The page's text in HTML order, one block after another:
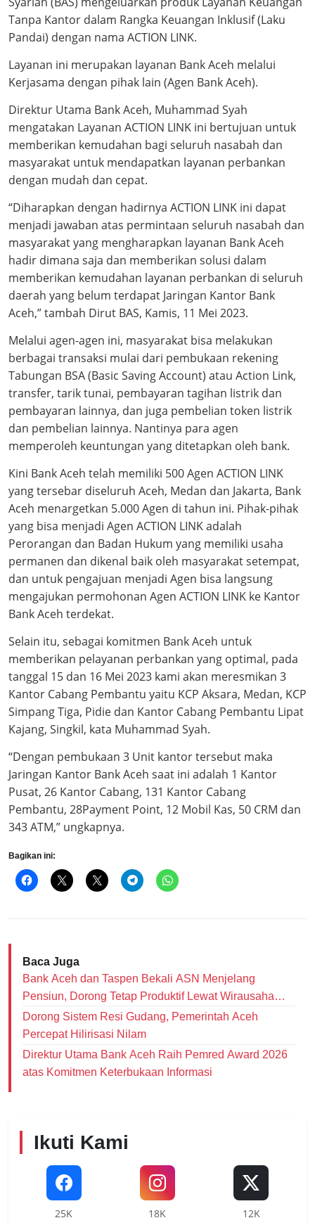
Tanpa Kantor dalam Rangka Keuangan Inklusif (Laku
Pandai) dengan nama ACTION LINK.
Layanan ini merupakan layanan Bank Aceh melalui
Kerjasama dengan pihak lain (Agen Bank Aceh).
Direktur Utama Bank Aceh, Muhammad Syah
mengatakan Layanan ACTION LINK ini bertujuan untuk
memberikan kemudahan bagi seluruh nasabah dan
masyarakat untuk mendapatkan layanan perbankan
dengan mudah dan cepat.
“Diharapkan dengan hadirnya ACTION LINK ini dapat
menjadi jawaban atas permintaan seluruh nasabah dan
masyarakat yang mengharapkan layanan Bank Aceh
hadir dimana saja dan memberikan solusi dalam
memberikan kemudahan layanan perbankan di seluruh
daerah yang belum terdapat Jaringan Kantor Bank
Aceh,” tambah Dirut BAS, Kamis, 11 Mei 2023.
Melalui agen-agen ini, masyarakat bisa melakukan
berbagai transaksi mulai dari pembukaan rekening
Tabungan BSA (Basic Saving Account) atau Action Link,
transfer, tarik tunai, pembayaran tagihan listrik dan
pembayaran lainnya, dan juga pembelian token listrik
dan pembelian lainnya. Nantinya para agen
memperoleh keuntungan yang ditetapkan oleh bank.
Kini Bank Aceh telah memiliki 500 Agen ACTION LINK
yang tersebar diseluruh Aceh, Medan dan Jakarta, Bank
Aceh menargetkan 5.000 Agen di tahun ini. Pihak-pihak
yang bisa menjadi Agen ACTION LINK adalah
Perorangan dan Badan Hukum yang memiliki usaha
permanen dan dikenal baik oleh masyarakat setempat,
dan untuk pengajuan menjadi Agen bisa langsung
mengajukan permohonan Agen ACTION LINK ke Kantor
Bank Aceh terdekat.
Selain itu, sebagai komitmen Bank Aceh untuk
memberikan pelayanan perbankan yang optimal, pada
tanggal 15 dan 16 Mei 2023 kami akan meresmikan 3
Kantor Cabang Pembantu yaitu KCP Aksara, Medan, KCP
Simpang Tiga, Pidie dan Kantor Cabang Pembantu Lipat
Kajang, Singkil, kata Muhammad Syah.
“Dengan pembukaan 3 Unit kantor tersebut maka
Jaringan Kantor Bank Aceh saat ini adalah 1 Kantor
Pusat, 26 Kantor Cabang, 131 Kantor Cabang
Pembantu, 28Payment Point, 12 Mobil Kas, 50 CRM dan
343 ATM,” ungkapnya.
Bagikan ini:
Baca Juga
Bank Aceh dan Taspen Bekali ASN Menjelang
Pensiun, Dorong Tetap Produktif Lewat Wirausaha
dan Literasi Keuangan
Dorong Sistem Resi Gudang, Pemerintah Aceh
Percepat Hilirisasi Nilam
Direktur Utama Bank Aceh Raih Pemred Award 2026
atas Komitmen Keterbukaan Informasi
Ikuti Kami
25K 18K 12K